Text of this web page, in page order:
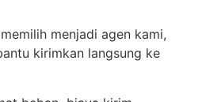
menjadi agen kami,
kirimkan langsung ke